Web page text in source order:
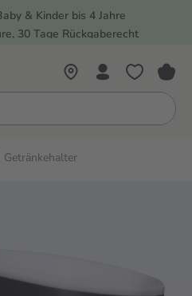
& Kinder bis 4 Jahre
30 Tage Rückgaberecht
Getränkehalter